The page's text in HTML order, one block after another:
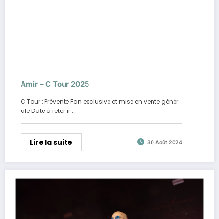
Amir – C Tour 2025
C Tour : Prévente Fan exclusive et mise en vente génér
ale Date à retenir :…
Lire la suite 30 Août 2024